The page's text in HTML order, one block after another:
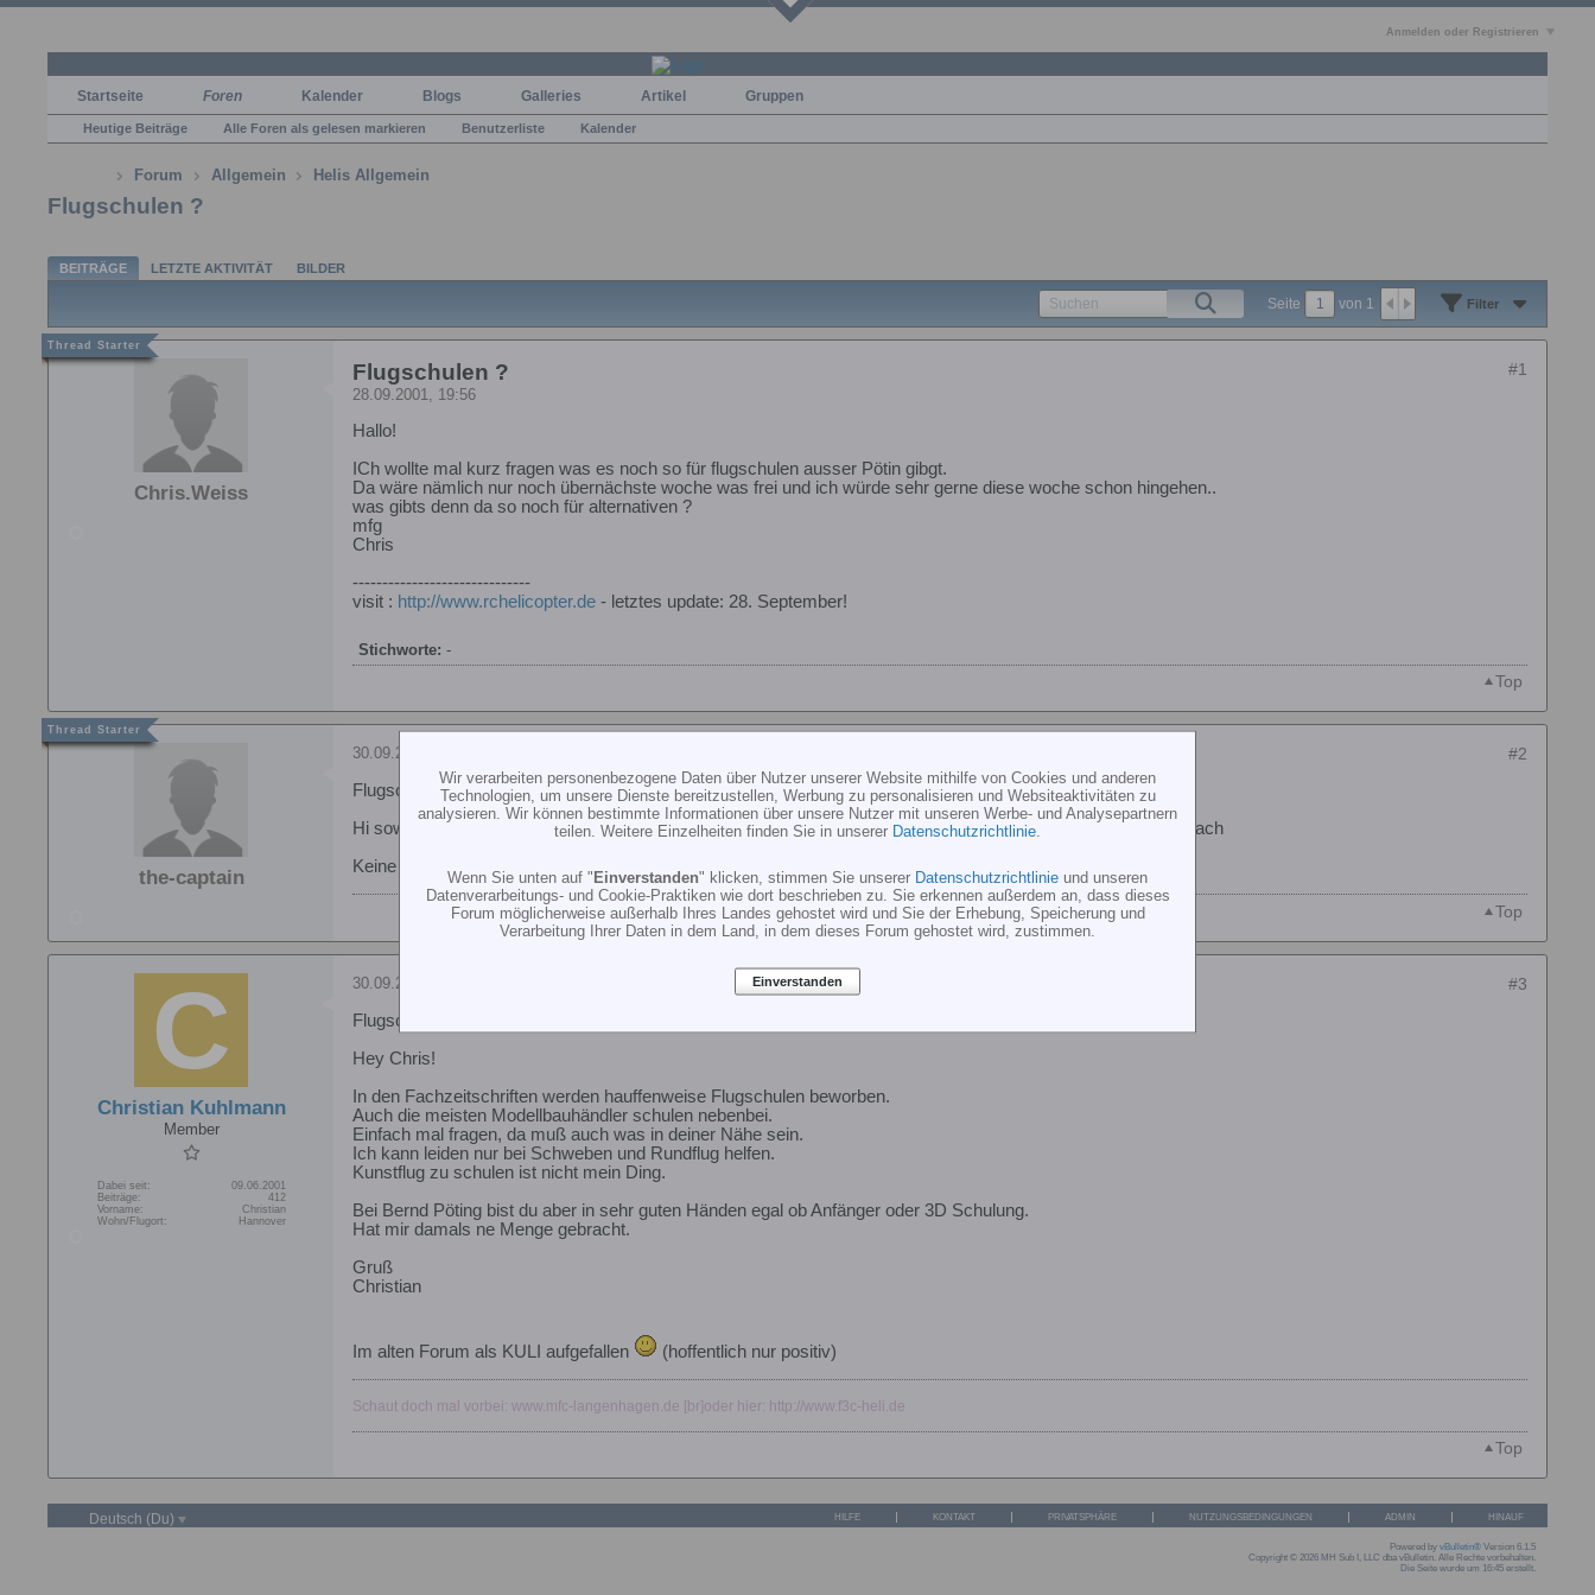
Anmelden oder Registrieren
Startseite Foren Kalender Blogs Galleries Artikel Gruppen
Heutige Beiträge Alle Foren als gelesen markieren Benutzerliste Kalender
Forum Allgemein Helis Allgemein
Flugschulen ?
BEITRÄGE LETZTE AKTIVITÄT BILDER
Seite von 1 Filter
Chris.Weiss
#1
Flugschulen ?
28.09.2001, 19:56
Hallo!
ICh wollte mal kurz fragen was es noch so für flugschulen ausser Pötin gibgt.
Da wäre nämlich nur noch übernächste woche was frei und ich würde sehr gerne diese woche schon hingehen..
was gibts denn da so noch für alternativen ?
mfg
Chris
------------------------------
visit : http://www.rchelicopter.de - letztes update: 28. September!
Stichworte: -
Top
the-captain
#2
30.09.2001, 19:24
Flugschulen ?
Hi soweit ich weiß hat Norbert gründjens von Ikarus auch eine Flugschule für Helis und Fläche. Frag da mal nach
Keine Entscheidung ist immer die falsche Entscheidung
Top
Christian Kuhlmann
Member
Dabei seit:
09.06.2001
Beiträge:
412
Vorname:
Christian
Wohn/Flugort:
Hannover
#3
30.09.2001, 20:39
Flugschulen ?
Hey Chris!
In den Fachzeitschriften werden hauffenweise Flugschulen beworben.
Auch die meisten Modellbauhändler schulen nebenbei.
Einfach mal fragen, da muß auch was in deiner Nähe sein.
Ich kann leiden nur bei Schweben und Rundflug helfen.
Kunstflug zu schulen ist nicht mein Ding.
Bei Bernd Pöting bist du aber in sehr guten Händen egal ob Anfänger oder 3D Schulung.
Hat mir damals ne Menge gebracht.
Gruß
Christian
Im alten Forum als KULI aufgefallen (hoffentlich nur positiv)
Schaut doch mal vorbei: www.mfc-langenhagen.de [br]oder hier: http://www.f3c-heli.de
Top
Deutsch (Du) HILFE KONTAKT PRIVATSPHÄRE NUTZUNGSBEDINGUNGEN ADMIN HINAUF
Powered by vBulletin® Version 6.1.5
Copyright © 2026 MH Sub I, LLC dba vBulletin. Alle Rechte vorbehalten.
Die Seite wurde um 16:45 erstellt.
Wir verarbeiten personenbezogene Daten über Nutzer unserer Website mithilfe von Cookies und anderen
Technologien, um unsere Dienste bereitzustellen, Werbung zu personalisieren und Websiteaktivitäten zu
analysieren. Wir können bestimmte Informationen über unsere Nutzer mit unseren Werbe- und Analysepartnern
teilen. Weitere Einzelheiten finden Sie in unserer Datenschutzrichtlinie
Wenn Sie unten auf "Einverstanden" klicken, stimmen Sie unserer Datenschutzrichtlinie und unseren
Datenverarbeitungs- und Cookie-Praktiken wie dort beschrieben zu. Sie erkennen außerdem an, dass dieses
Forum möglicherweise außerhalb Ihres Landes gehostet wird und Sie der Erhebung, Speicherung und
Verarbeitung Ihrer Daten in dem Land, in dem dieses Forum gehostet wird, zustimmen.
Einverstanden